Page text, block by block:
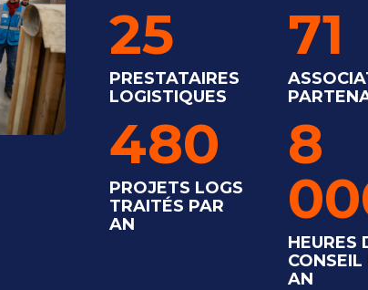
25
PRESTATAIRES
LOGISTIQUES
71
480
PROJETS LOGS
TRAITÉS PAR
AN
8
HEURES
CONSEIL
AN